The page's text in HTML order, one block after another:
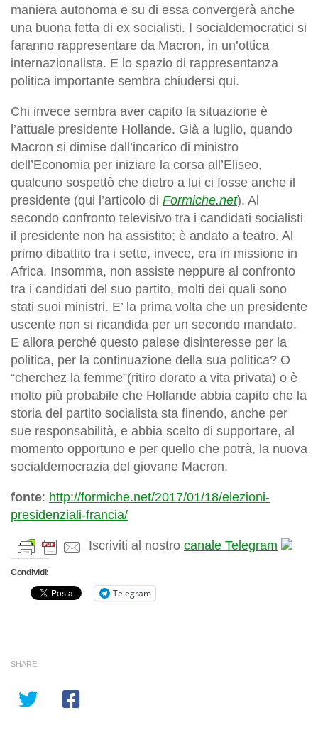
maniera autonoma e su di essa convergerà anche
una buona fetta di ex socialisti. I socialdemocratici si
faranno rappresentare da Macron, in un’ottica
internazionalista. E lo spazio di rappresentanza
politica importante sembra chiudersi qui.
Chi invece sembra aver capito la situazione è
l’attuale presidente Hollande. Già a luglio, quando
Macron si dimise dall’incarico di ministro
dell’Economia per iniziare la corsa all’Eliseo,
qualcuno sospettò che dietro a lui ci fosse anche il
presidente (qui l’articolo di Formiche.net). Al
secondo confronto televisivo tra i candidati socialisti
il presidente non ha assistito; è andato a teatro. Al
primo dibattito tra i sette, invece, era in missione in
Africa. Insomma, non assiste neppure al confronto
tra i candidati del suo partito, molti dei quali sono
stati suoi ministri. E’ la prima volta che un presidente
uscente non si ricandida per un secondo mandato.
E allora perché questo palese disinteresse per la
politica, per la continuazione della sua politica? O
“cherchez la femme”(ritiro dorato a vita privata) o è
molto più probabile che Hollande abbia capito che la
storia del partito socialista sta finendo, anche per
sue responsabilità, e abbia scelto di supportare, al
momento opportuno e per quello che potrà, la nuova
socialdemocrazia del giovane Macron.
fonte: http://formiche.net/2017/01/18/elezioni-
presidenziali-francia/
Iscriviti al nostro canale Telegram
Condividi:
Telegram
SHARE